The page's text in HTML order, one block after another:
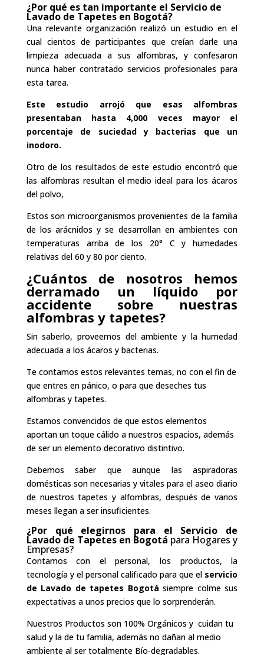
¿Por qué es tan importante el Servicio de
Lavado de Tapetes en Bogotá?
Una relevante organización realizó un estudio en el
cual cientos de participantes que creían darle una
limpieza adecuada a sus alfombras, y confesaron
nunca haber contratado servicios profesionales para
esta tarea.
Este estudio arrojó que esas alfombras
presentaban hasta 4,000 veces mayor el
porcentaje de suciedad y bacterias que un
inodoro.
Otro de los resultados de este estudio encontró que
las alfombras resultan el medio ideal para los ácaros
del polvo,
Estos son microorganismos provenientes de la familia
de los arácnidos y se desarrollan en ambientes con
temperaturas arriba de los 20° C y humedades
relativas del 60 y 80 por ciento.
¿Cuántos de nosotros hemos
derramado un líquido por
accidente sobre nuestras
alfombras y tapetes?
Sin saberlo, proveemos del ambiente y la humedad
adecuada a los ácaros y bacterias.
Te contamos estos relevantes temas, no con el fin de
que entres en pánico, o para que deseches tus
alfombras y tapetes.
Estamos convencidos de que estos elementos
aportan un toque cálido a nuestros espacios, además
de ser un elemento decorativo distintivo.
Debemos saber que aunque las aspiradoras
domésticas son necesarias y vitales para el aseo diario
de nuestros tapetes y alfombras, después de varios
meses llegan a ser insuficientes.
¿Por qué elegirnos para el Servicio de
Lavado de Tapetes en Bogotá para Hogares y
Empresas?
Contamos con el personal, los productos, la
tecnología y el personal calificado para que el servicio
de Lavado de tapetes Bogotá siempre colme sus
expectativas a unos precios que lo sorprenderán.
Nuestros Productos son 100% Orgánicos y cuidan tu
salud y la de tu familia, además no dañan al medio
ambiente al ser totalmente Bío-degradables.